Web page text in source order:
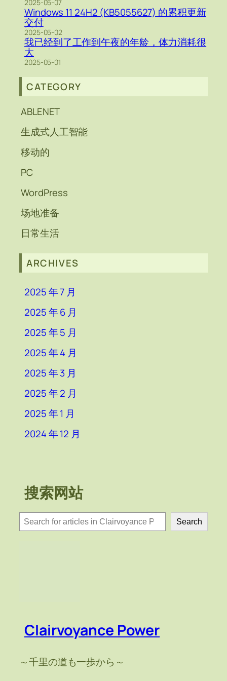
2025-05-07
Windows 11 24H2 (KB5055627) 的累积更新
交付
2025-05-02
我已经到了工作到午夜的年龄，体力消耗很
大
2025-05-01
CATEGORY
ABLENET
生成式人工智能
移动的
PC
WordPress
场地准备
日常生活
ARCHIVES
2025 年 7 月
2025 年 6 月
2025 年 5 月
2025 年 4 月
2025 年 3 月
2025 年 2 月
2025 年 1 月
2024 年 12 月
搜索网站
検
索
Search
Clairvoyance Power
～千里の道も一歩から～